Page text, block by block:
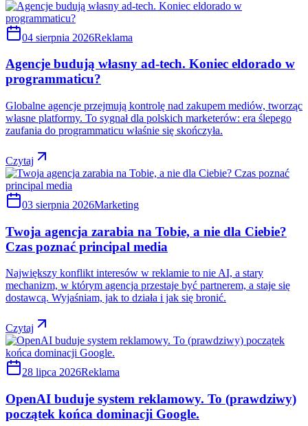
04 sierpnia 2026Reklama
Agencje budują własny ad-tech. Koniec eldorado w
programmaticu?
Globalne agencje przejmują kontrolę nad zakupem mediów, tworząc
własne platformy. To sygnał dla polskich marketerów: era ślepego
zaufania do programmaticu właśnie się skończyła.
Czytaj
03 sierpnia 2026Marketing
Twoja agencja zarabia na Tobie, a nie dla Ciebie?
Czas poznać principal media
Największy konflikt interesów w reklamie to nie AI, a stary
mechanizm, w którym agencja przestaje być partnerem, a staje się
dostawcą. Wyjaśniam, jak to działa i jak się bronić.
Czytaj
28 lipca 2026Reklama
OpenAI buduje system reklamowy. To (prawdziwy)
początek końca dominacji Google.